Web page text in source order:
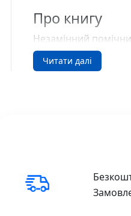
Про книгу
Незамінний
наших reading
читати, відстежуєш
Для кого ця
«Твій читацький
Читати далі